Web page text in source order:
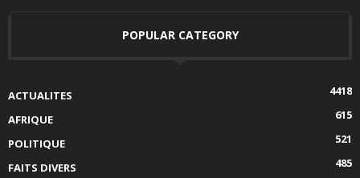
POPULAR CATEGORY
ACTUALITES
4418
AFRIQUE
615
POLITIQUE
521
FAITS DIVERS
485